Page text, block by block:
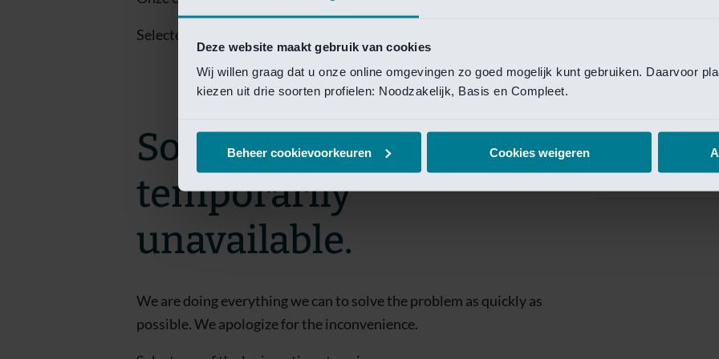
Deze website maakt gebruik van cookies
Wij willen graag dat u onze online omgevingen zo goed mogelijk kunt gebruiken. Daarvoor
kiezen uit drie soorten profielen: Noodzakelijk, Basis en Compleet.
Beheer cookievoorkeuren Cookies weigeren
Van Lanschot
Selecteer een van de login opties om toegang te krijgen.
Sorry! This page is
temporarily
unavailable.
We are doing everything we can to solve the problem as quickly as
possible. We apologize for the inconvenience.